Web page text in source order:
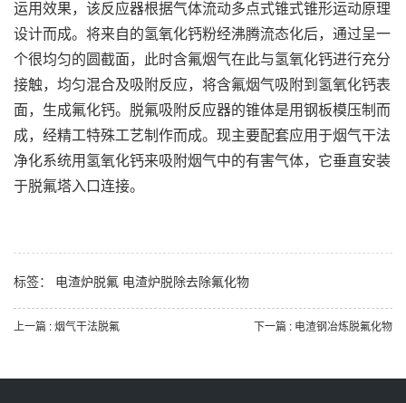
运用效果，该反应器根据气体流动多点式锥式锥形运动原理
设计而成。将来自的氢氧化钙粉经沸腾流态化后，通过呈一
个很均匀的圆截面，此时含氟烟气在此与氢氧化钙进行充分
接触，均匀混合及吸附反应，将含氟烟气吸附到氢氧化钙表
面，生成氟化钙。脱氟吸附反应器的锥体是用钢板模压制而
成，经精工特殊工艺制作而成。现主要配套应用于烟气干法
净化系统用氢氧化钙来吸附烟气中的有害气体，它垂直安装
于脱氟塔入口连接。
标签： 电渣炉脱氟 电渣炉脱除去除氟化物
上一篇 : 烟气干法脱氟 下一篇 : 电渣钢冶炼脱氟化物